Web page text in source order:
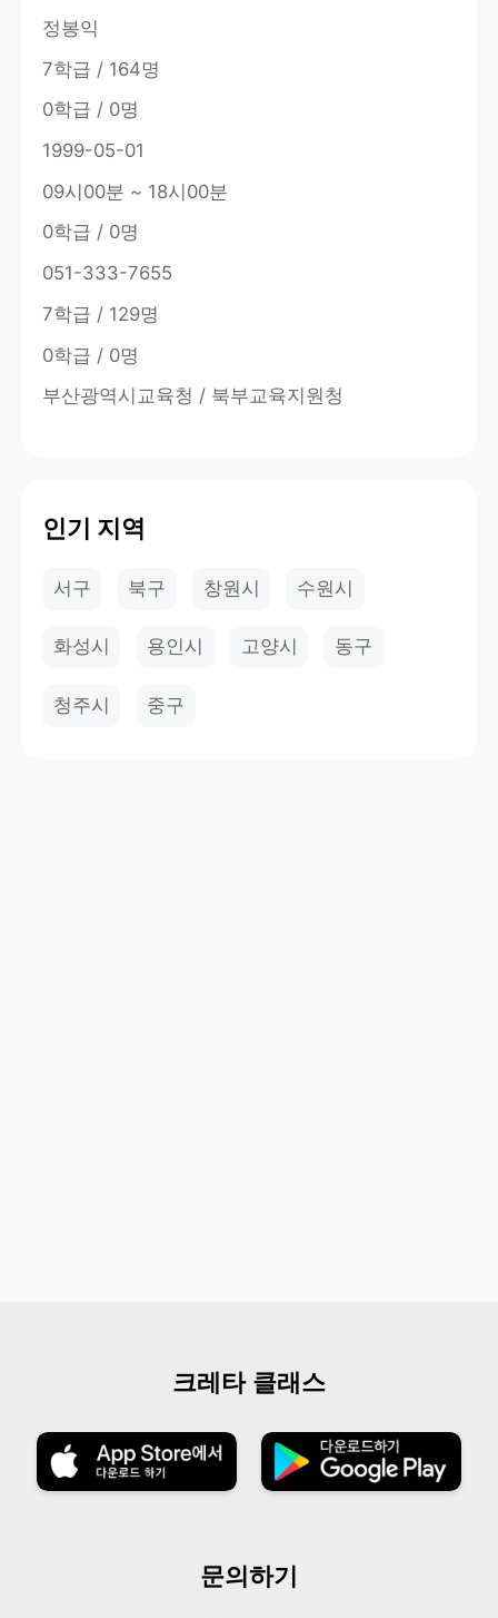
정봉익
7학급 / 164명
0학급 / 0명
1999-05-01
09시00분 ~ 18시00분
0학급 / 0명
051-333-7655
7학급 / 129명
0학급 / 0명
부산광역시교육청 / 북부교육지원청
인기 지역
서구 북구 창원시 수원시
화성시 용인시 고양시 동구
청주시 중구
크레타 클래스
문의하기